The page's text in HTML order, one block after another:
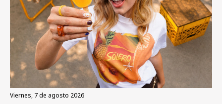
viernes, 7 de agosto 2026